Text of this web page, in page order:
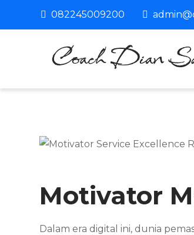
082245009200
Motivator
Dalam era digital ini, dunia